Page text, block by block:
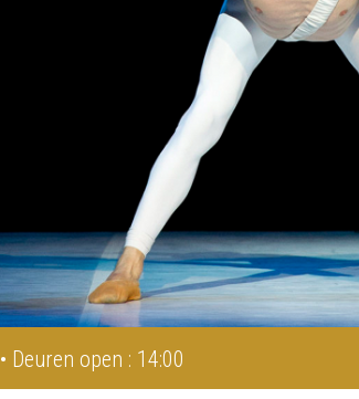
• Deuren open : 14:00